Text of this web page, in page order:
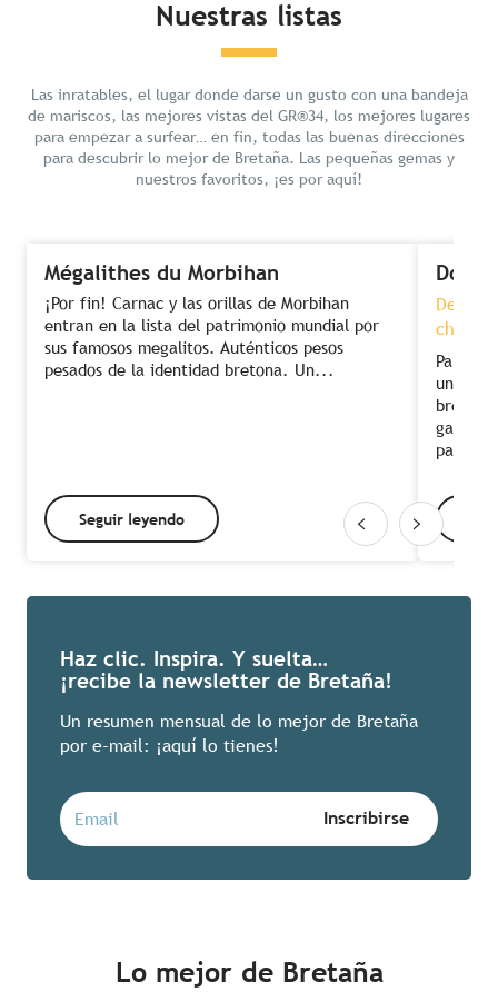
Nuestras listas
Las inratables, el lugar donde darse un gusto con una bandeja
de mariscos, las mejores vistas del GR®34, los mejores lugares
para empezar a surfear… en fin, todas las buenas direcciones
para descubrir lo mejor de Bretaña. Las pequeñas gemas y
nuestros favoritos, ¡es por aquí!
Mégalithes du Morbihan
¡Por fin! Carnac y las orillas de Morbihan
entran en la lista del patrimonio mundial por
sus famosos megalitos. Auténticos pesos
pesados de la identidad bretona. Un...
Seguir leyendo
chef
Para
una
bretón.
para...
Haz clic. Inspira. Y suelta…
¡recibe la newsletter de Bretaña!
Un resumen mensual de lo mejor de Bretaña
por e-mail: ¡aquí lo tienes!
Lo mejor de Bretaña